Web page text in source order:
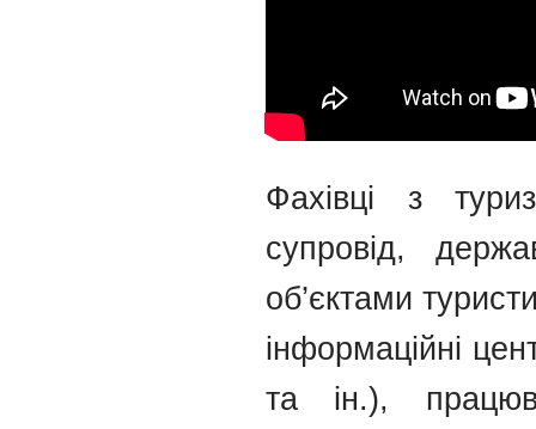
Фахівці з
супровід,
об’єктами
інформаційні
та ін.),